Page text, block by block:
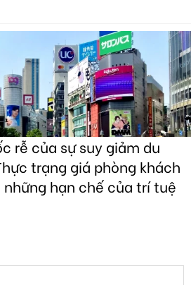
rễ của sự suy giảm du
trạng giá phòng khách
hạn chế của trí tuệ